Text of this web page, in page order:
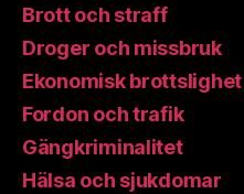
Brott och straff
Droger och missbruk
Ekonomisk brottslighet
Fordon och trafik
Gängkriminalitet
Hälsa och sjukdomar